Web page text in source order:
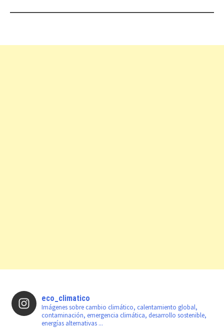
eco_climatico
Imágenes sobre cambio climático, calentamiento global,
contaminación, emergencia climática, desarrollo sostenible,
energías alternativas ...